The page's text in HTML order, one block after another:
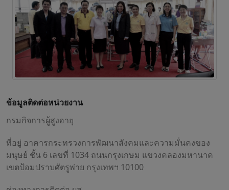
ข้อมูลติดต่อหน่วยงาน
กรมกิจการผู้สูงอายุ
ที่อยู่ อาคารกระทรวงการพัฒนาสังคมและความมั่นคงของ
มนุษย์ ชั้น 6 เลขที่ 1034 ถนนกรุงเกษม แขวงคลองมหานาค
เขตป้อมปราบศัตรูพ่าย กรุงเทพฯ 10100